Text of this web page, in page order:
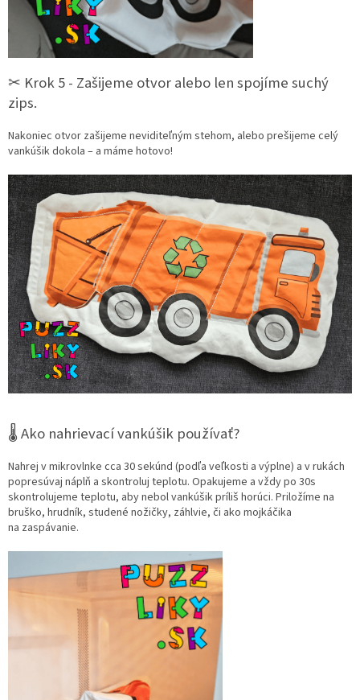
✂︎ Krok 5 - Zašijeme otvor alebo len spojíme suchý
zips.
Nakoniec otvor zašijeme neviditeľným stehom, alebo prešijeme celý
vankúšik dokola – a máme hotovo!
🌡️ Ako nahrievací vankúšik používať?
Nahrej v mikrovlnke cca 30 sekúnd (podľa veľkosti a výplne) a v rukách
popresúvaj náplň a skontroluj teplotu. Opakujeme a vždy po 30s
skontrolujeme teplotu, aby nebol vankúšik príliš horúci. Priložíme na
bruško, hrudník, studené nožičky, záhlvie, či ako mojkáčika
na zaspávanie.